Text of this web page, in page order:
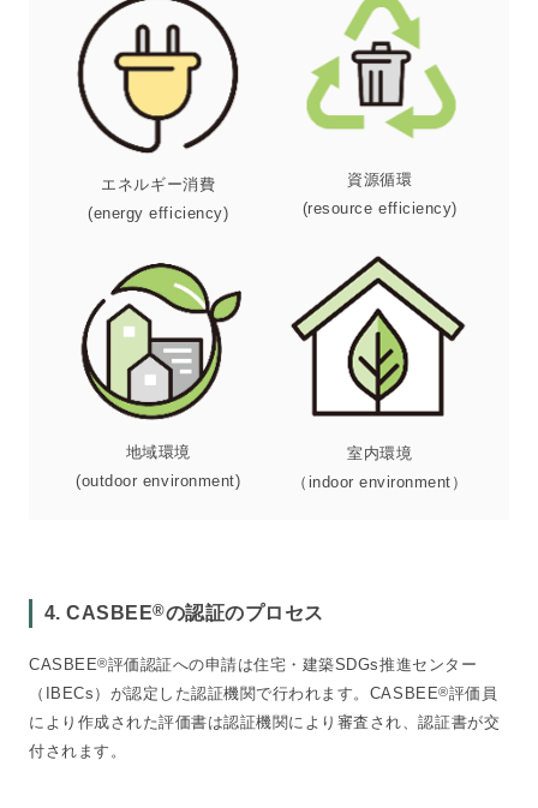
エネルギー消費
(energy efficiency)
資源循環
(resource efficiency)
地域環境
(outdoor environment)
室内環境
（indoor environment）
4. CASBEE®の認証のプロセス
CASBEE®評価認証への申請は住宅・建築SDGs推進センター
（IBECs）が認定した認証機関で行われます。CASBEE®評価員
により作成された評価書は認証機関により審査され、認証書が交
付されます。